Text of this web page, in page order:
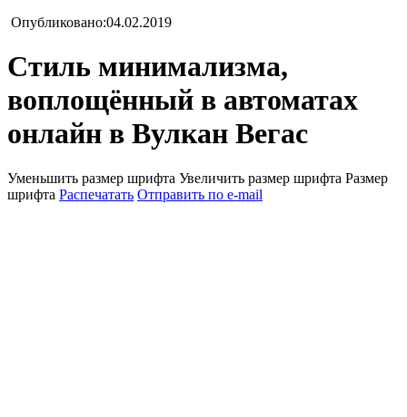
Опубликовано:04.02.2019
Стиль минимализма,
воплощённый в автоматах
онлайн в Вулкан Вегас
Уменьшить размер шрифта Увеличить размер шрифта Размер
шрифта Распечатать Отправить по e-mail